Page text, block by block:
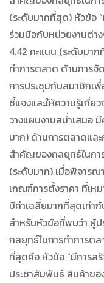
(ระดับมากที่สุด) หัวข้อ
ร่วมมือกับหน่วยงานต่า
4.42 คะแนน (ระดับมา
ทำการตลาด ด้านการ
การประชุมกับสมาชิกเ
ชี้แจงและให้ความรู้เกี่ย
วางแผนงานสม่ำเสมอ
มาก) ด้านการตลาดแล
สำคัญของกลยุทธ์ในกา
(ระดับมาก) เมื่อพิจาร
เกณฑ์การตั้งราคา ที่เ
มีค่าเฉลี่ยมากที่สุดเท่า
สำหรับหัวข้อที่พบว่า ผู้
กลยุทธ์ในการทำการต
ที่สุดคือ หัวข้อ “มีการส
ประชาสัมพันธ์ สินค้าขอ